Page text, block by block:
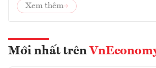
Xem thêm
Mới nhất trên